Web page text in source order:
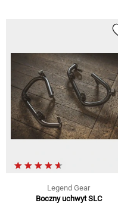
Legend Gear
Boczny uchwyt SLC